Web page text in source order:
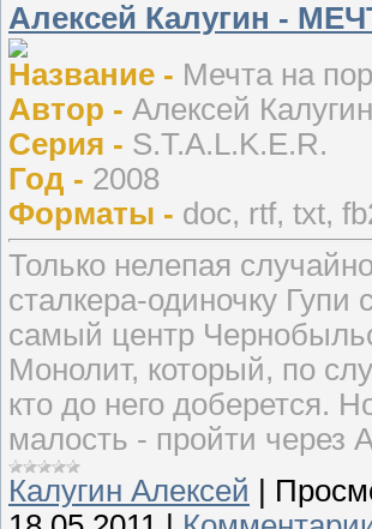
Алексей Калугин -
Название - Мечта на
Автор - Алексей Калугин
Серия - S.T.A.L.K.E.R.
Год - 2008
Форматы - doc, rtf, txt,
Только нелепая
сталкера-одиночку
самый центр
Монолит, который, по
кто до него доберется.
малость - пройти через
Калугин Алексей